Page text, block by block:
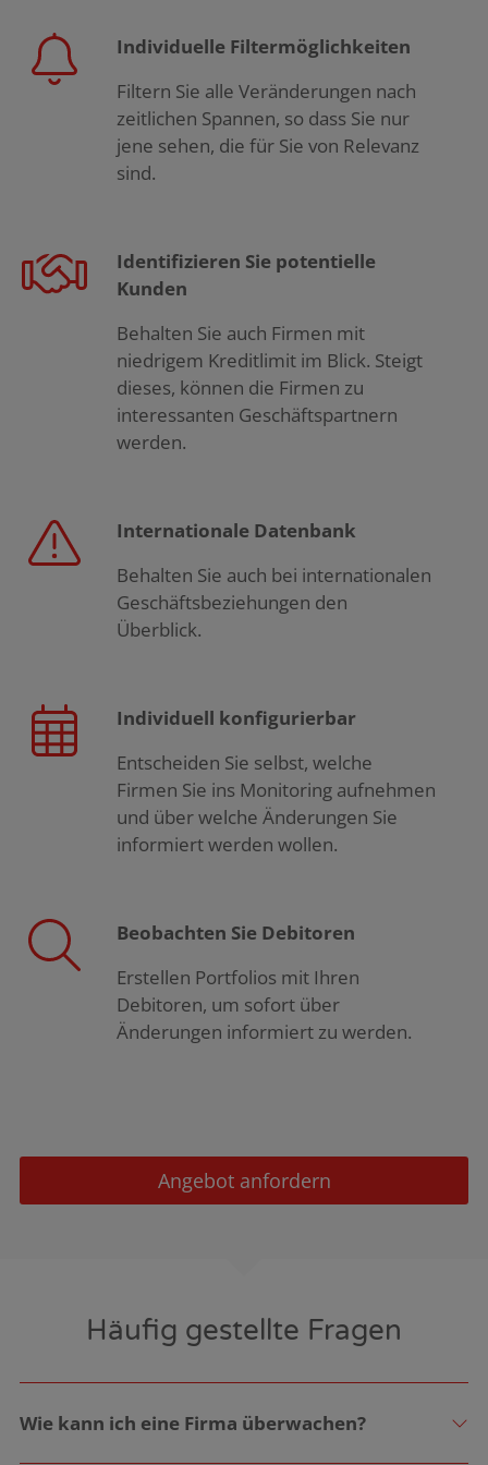
Individuelle Filtermöglichkeiten
Filtern Sie alle Veränderungen nach
zeitlichen Spannen, so dass Sie nur
jene sehen, die für Sie von Relevanz
sind.
Identifizieren Sie potentielle
Kunden
Behalten Sie auch Firmen mit
niedrigem Kreditlimit im Blick. Steigt
dieses, können die Firmen zu
interessanten Geschäftspartnern
werden.
Internationale Datenbank
Behalten Sie auch bei internationalen
Geschäftsbeziehungen den
Überblick.
Individuell konfigurierbar
Entscheiden Sie selbst, welche
Firmen Sie ins Monitoring aufnehmen
und über welche Änderungen Sie
informiert werden wollen.
Beobachten Sie Debitoren
Erstellen Portfolios mit Ihren
Debitoren, um sofort über
Änderungen informiert zu werden.
Angebot anfordern
Häufig gestellte Fragen
Wie kann ich eine Firma überwachen?